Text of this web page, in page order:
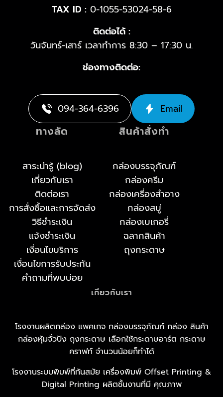
TAX ID :0-1055-53024-58-6
ติดต่อได้ :
วันจันทร์-เสาร์ เวลาทำการ 8:30 – 17:30 น.
ช่องทางติดต่อ:
094-364-6396 Email
ทางลัด
สาระน่ารู้ (blog)
เกี่ยวกับเรา
ติดต่อเรา
การสั่งซื้อและการจัดส่ง
วิธีชำระเงิน
แจ้งชำระเงิน
เงื่อนไขบริการ
เงื่อนไขการรับประกัน
คำถามที่พบบ่อย
สินค้าสั่งทำ
กล่องบรรจุภัณฑ์
กล่องครีม
กล่องเครื่องสำอาง
กล่องสบู่
กล่องเบเกอรี่
ฉลากสินค้า
ถุงกระดาษ
เกี่ยวกับเรา
โรงงานผลิตกล่อง แพคเกจ กล่องบรรจุภัณฑ์ กล่อง สินค้า
กล่องหุ้มจั่วปัง ถุงกระดาษ เลือกใช้กระดาษอาร์ต กระดาษ
คราฟท์ จำนวนน้อยก็ทำได้
โรงงานระบบพิมพ์ที่ทันสมัย เครื่องพิมพ์ Offset Printing &
Digital Printing ผลิตชั้นงานที่มี คุณภาพ